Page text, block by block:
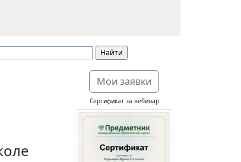
Мои заявки
Сертификат за вебинар